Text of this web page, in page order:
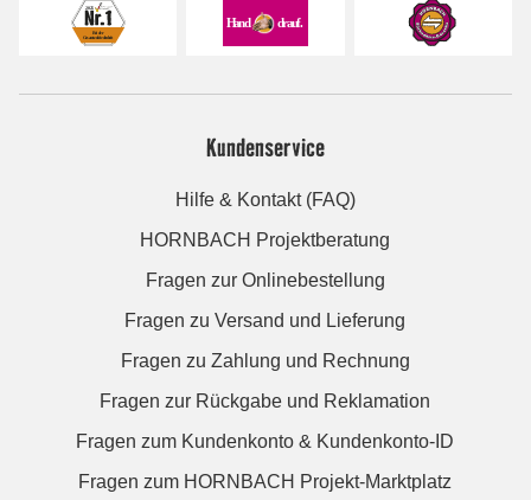
Kundenservice
Hilfe & Kontakt (FAQ)
HORNBACH Projektberatung
Fragen zur Onlinebestellung
Fragen zu Versand und Lieferung
Fragen zu Zahlung und Rechnung
Fragen zur Rückgabe und Reklamation
Fragen zum Kundenkonto & Kundenkonto-ID
Fragen zum HORNBACH Projekt-Marktplatz